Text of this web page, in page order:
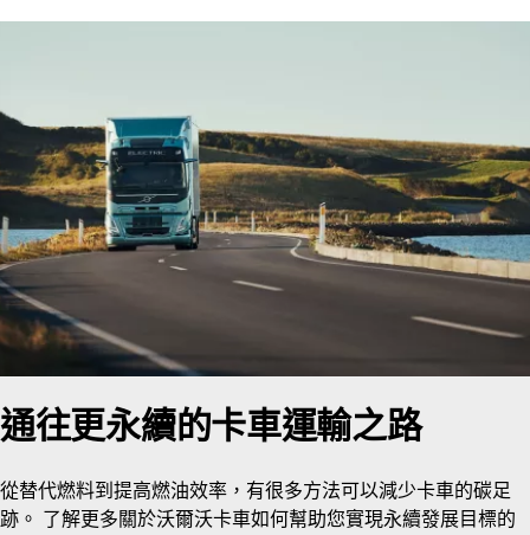
通往更永續的卡車運輸之路
從替代燃料到提高燃油效率，有很多方法可以減少卡車的碳足
跡。 了解更多關於沃爾沃卡車如何幫助您實現永續發展目標的